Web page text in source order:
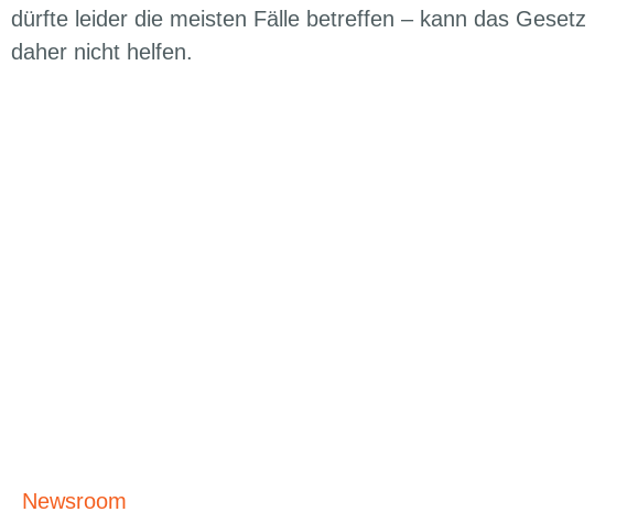
dürfte leider die meisten Fälle betreffen – kann das Gesetz
daher nicht helfen.
Newsroom